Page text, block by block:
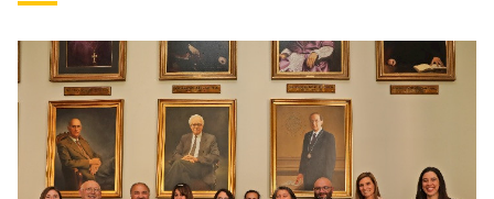
Padres y familia
Vecinos
Medios Biblioteca launch
Donaciones